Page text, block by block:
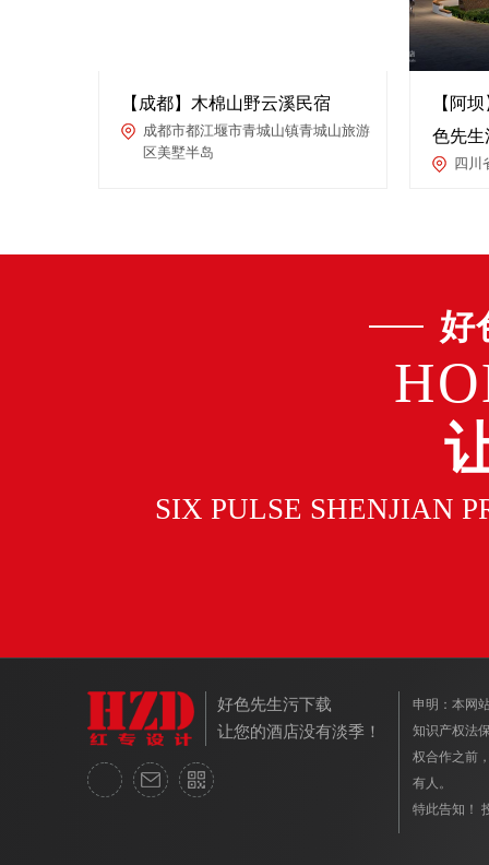
【成都】木棉山野云溪民宿
成都市都江堰市青城山镇青城山旅游
区美墅半岛
【阿
色先生
四川
好
SIX PULSE SHENJIAN
好色先生污下载
让您的酒店没有淡季！
申明：本网
知识产权法保
权合作之前
有人。
特此告知！